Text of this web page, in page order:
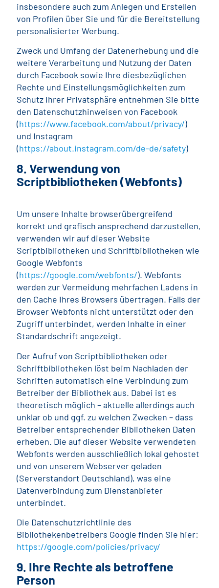
insbesondere auch zum Anlegen und Erstellen
von Profilen über Sie und für die Bereitstellung
personalisierter Werbung.
Zweck und Umfang der Datenerhebung und die
weitere Verarbeitung und Nutzung der Daten
durch Facebook sowie Ihre diesbezüglichen
Rechte und Einstellungsmöglichkeiten zum
Schutz Ihrer Privatsphäre entnehmen Sie bitte
den Datenschutzhinweisen von Facebook
(https://www.facebook.com/about/privacy/)
und Instagram
(https://about.instagram.com/de-de/safety)
8. Verwendung von
Scriptbibliotheken (Webfonts)
Um unsere Inhalte browserübergreifend
korrekt und grafisch ansprechend darzustellen,
verwenden wir auf dieser Website
Scriptbibliotheken und Schriftbibliotheken wie
Google Webfonts
(https://google.com/webfonts/). Webfonts
werden zur Vermeidung mehrfachen Ladens in
den Cache Ihres Browsers übertragen. Falls der
Browser Webfonts nicht unterstützt oder den
Zugriff unterbindet, werden Inhalte in einer
Standardschrift angezeigt.
Der Aufruf von Scriptbibliotheken oder
Schriftbibliotheken löst beim Nachladen der
Schriften automatisch eine Verbindung zum
Betreiber der Bibliothek aus. Dabei ist es
theoretisch möglich – aktuelle allerdings auch
unklar ob und ggf. zu welchen Zwecken – dass
Betreiber entsprechender Bibliotheken Daten
erheben. Die auf dieser Website verwendeten
Webfonts werden ausschließlich lokal gehostet
und von unserem Webserver geladen
(Serverstandort Deutschland), was eine
Datenverbindung zum Dienstanbieter
unterbindet.
Die Datenschutzrichtlinie des
Bibliothekenbetreibers Google finden Sie hier:
https://google.com/policies/privacy/
9. Ihre Rechte als betroffene
Person